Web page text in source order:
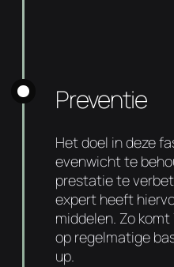
Preventie
Het doel in deze
evenwicht te
prestatie te
expert heeft
middelen. Zo komt
op regelmatige
up.